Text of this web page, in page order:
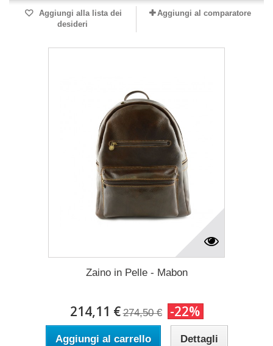
Aggiungi alla lista dei
desideri
Aggiungi al comparatore
Zaino in Pelle - Mabon
214,11 € 274,50 € -22%
Aggiungi al carrello Dettagli